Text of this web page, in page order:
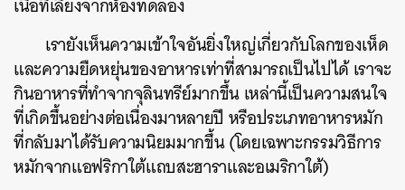
เรายังเห็นความเข้าใจอันยิ่งใหญ่เกี่ยวกับโลกของเห็ด
และความยืดหยุ่นของอาหารเท่าที่สามารถเป็นไปได้ เราจะ
กินอาหารที่ทำจากจุลินทรีย์มากขึ้น เหล่านี้เป็นความสนใจ
ที่เกิดขึ้นอย่างต่อเนื่องมาหลายปี หรือประเภทอาหารหมัก
ที่กลับมาได้รับความนิยมมากขึ้น (โดยเฉพาะกรรมวิธีการ
หมักจากแอฟริกาใต้แถบสะฮาราและอเมริกาใต้)